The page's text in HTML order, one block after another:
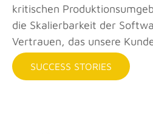
kritischen
die Skalierbarkeit der
Vertrauen, das unsere
SUCCESS STORIES